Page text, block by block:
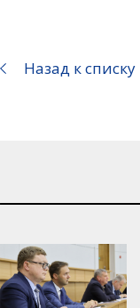
Назад к списку